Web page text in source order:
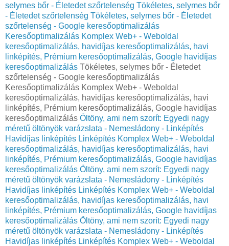
selymes bőr - Életedet szőrtelenség Tökéletes, selymes bőr
- Életedet szőrtelenség Tökéletes, selymes bőr - Életedet
szőrtelenség - Google keresőoptimalizálás
Keresőoptimalizálás Komplex Web+ - Weboldal
keresőoptimalizálás, havidíjas keresőoptimalizálás, havi
linképítés, Prémium keresőoptimalizálás, Google havidíjas
keresőoptimalizálás Tökéletes, selymes bőr - Életedet
szőrtelenség - Google keresőoptimalizálás
Keresőoptimalizálás Komplex Web+ - Weboldal
keresőoptimalizálás, havidíjas keresőoptimalizálás, havi
linképítés, Prémium keresőoptimalizálás, Google havidíjas
keresőoptimalizálás Öltöny, ami nem szorít: Egyedi nagy
méretű öltönyök varázslata - Nemesládony - Linképítés
Havidíjas linképítés Linképítés Komplex Web+ - Weboldal
keresőoptimalizálás, havidíjas keresőoptimalizálás, havi
linképítés, Prémium keresőoptimalizálás, Google havidíjas
keresőoptimalizálás Öltöny, ami nem szorít: Egyedi nagy
méretű öltönyök varázslata - Nemesládony - Linképítés
Havidíjas linképítés Linképítés Komplex Web+ - Weboldal
keresőoptimalizálás, havidíjas keresőoptimalizálás, havi
linképítés, Prémium keresőoptimalizálás, Google havidíjas
keresőoptimalizálás Öltöny, ami nem szorít: Egyedi nagy
méretű öltönyök varázslata - Nemesládony - Linképítés
Havidíjas linképítés Linképítés Komplex Web+ - Weboldal